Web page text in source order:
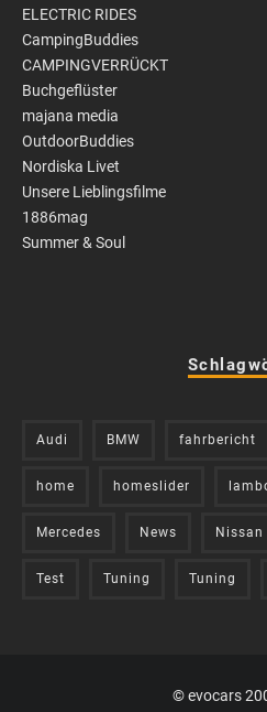
ELECTRIC RIDES
CampingBuddies
CAMPINGVERRÜCKT
Buchgeflüster
majana media
OutdoorBuddies
Nordiska Livet
Unsere Lieblingsfilme
1886mag
Summer & Soul
Audi BMW fahrbericht
home homeslider
Mercedes News Nissan
Test Tuning Tuning
© evocars